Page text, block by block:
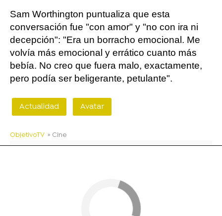
Sam Worthington puntualiza que esta
conversación fue "con amor" y "no con ira ni
decepción": "Era un borracho emocional. Me
volvía más emocional y errático cuanto más
bebía. No creo que fuera malo, exactamente,
pero podía ser beligerante, petulante".
Actualidad Avatar
ObjetivoTV » Cine